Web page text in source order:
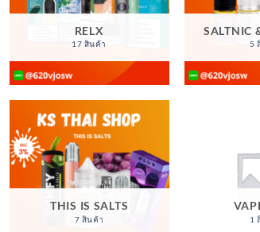
RELX
17 สินค้า
SALTNIC
5
THIS IS SALTS
7 สินค้า 1